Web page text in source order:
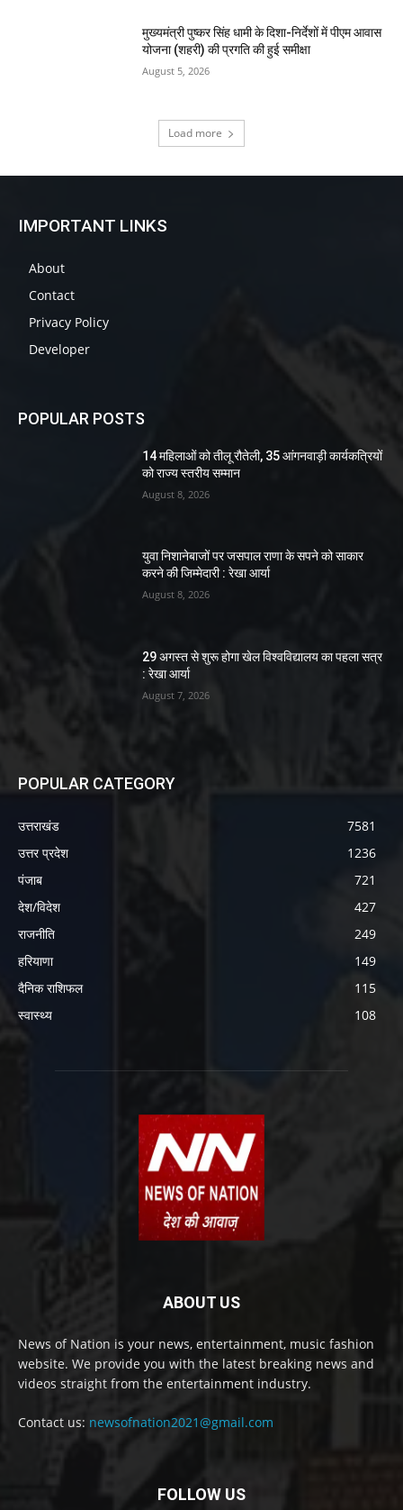
मुख्यमंत्री पुष्कर सिंह धामी के दिशा-निर्देशों में पीएम आवास
योजना (शहरी) की प्रगति की हुई समीक्षा
August 5, 2026
Load more
IMPORTANT LINKS
About
Contact
Privacy Policy
Developer
POPULAR POSTS
14 महिलाओं को तीलू रौतेली, 35 आंगनवाड़ी कार्यकत्रियों
को राज्य स्तरीय सम्मान
August 8, 2026
युवा निशानेबाजों पर जसपाल राणा के सपने को साकार
करने की जिम्मेदारी : रेखा आर्या
August 8, 2026
29 अगस्त से शुरू होगा खेल विश्वविद्यालय का पहला सत्र
: रेखा आर्या
August 7, 2026
POPULAR CATEGORY
उत्तराखंड
7581
उत्तर प्रदेश
1236
पंजाब
721
देश/विदेश
427
राजनीति
249
हरियाणा
149
दैनिक राशिफल
115
स्वास्थ्य
108
ABOUT US
News of Nation is your news, entertainment, music fashion
website. We provide you with the latest breaking news and
videos straight from the entertainment industry.
Contact us: newsofnation2021@gmail.com
FOLLOW US